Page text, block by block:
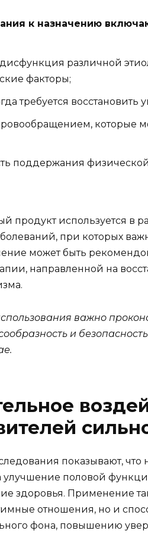
к назначению
различной
факторы;
требуется
которые
поддержания физической
продукт используется в
при которых
может быть
направленной на
важно
и
показывают, что
половой
здоровья. Применение
отношения, но и
фона, повышению